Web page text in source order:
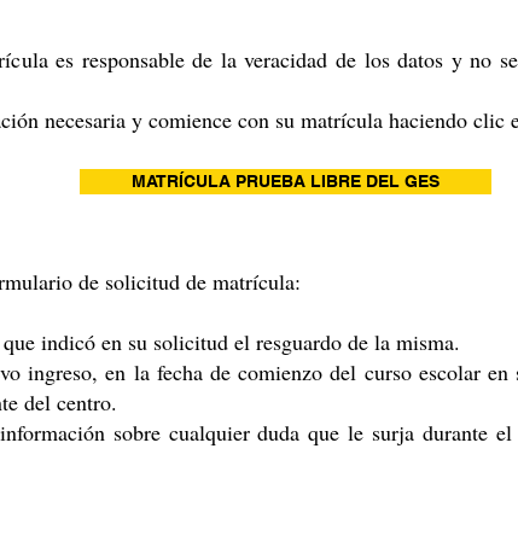
es responsable de la veracidad de los datos y no
necesaria y comience con su matrícula haciendo clic
MATRÍCULA PRUEBA LIBRE DEL GES
de solicitud de matrícula:
indicó en su solicitud el resguardo de la misma.
ingreso, en la fecha de comienzo del curso escolar
del centro.
sobre cualquier duda que le surja durante